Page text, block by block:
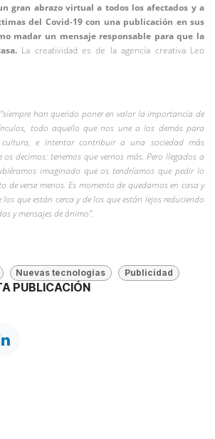
gran abrazo virtual a todos los afectados y a
del Covid-19 con una publicación en sus
madar un mensaje responsable para que la
La creatividad es de la agencia creativa Leo
“siempre han querido poner en valor la importancia de
todo aquello que nos une a los demás para
e intentar contribuir a una sociedad más
decimos: tenemos que vernos más. Pero llegados a
imaginado que os tendríamos que pedir lo
de verse menos. Es momento de quedarnos en casa y
que están cerca y de los que están lejos reduciendo
y mensajes de ánimo”.
Nuevas tecnologías Publicidad
PUBLICACIÓN